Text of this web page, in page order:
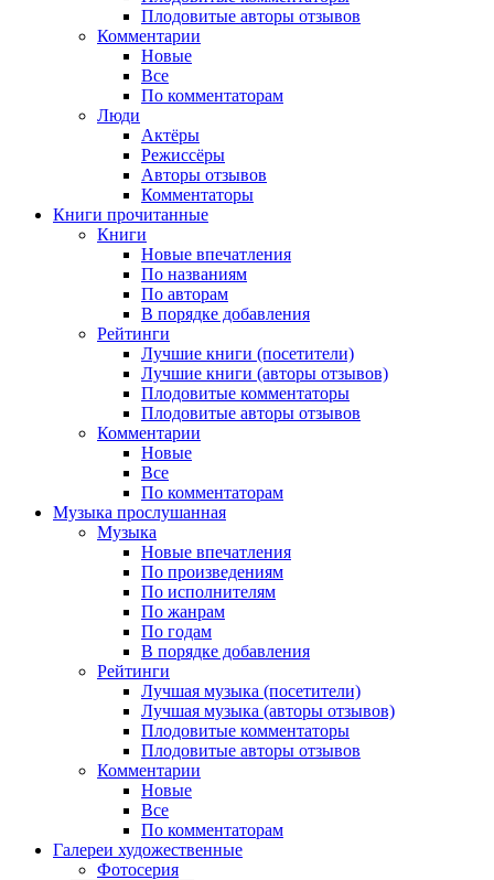
Плодовитые авторы отзывов
Комментарии
Новые
Все
По комментаторам
Люди
Актёры
Режиссёры
Авторы отзывов
Комментаторы
Книги прочитанные
Книги
Новые впечатления
По названиям
По авторам
В порядке добавления
Рейтинги
Лучшие книги (посетители)
Лучшие книги (авторы отзывов)
Плодовитые комментаторы
Плодовитые авторы отзывов
Комментарии
Новые
Все
По комментаторам
Музыка прослушанная
Музыка
Новые впечатления
По произведениям
По исполнителям
По жанрам
По годам
В порядке добавления
Рейтинги
Лучшая музыка (посетители)
Лучшая музыка (авторы отзывов)
Плодовитые комментаторы
Плодовитые авторы отзывов
Комментарии
Новые
Все
По комментаторам
Галереи художественные
Фотосерия